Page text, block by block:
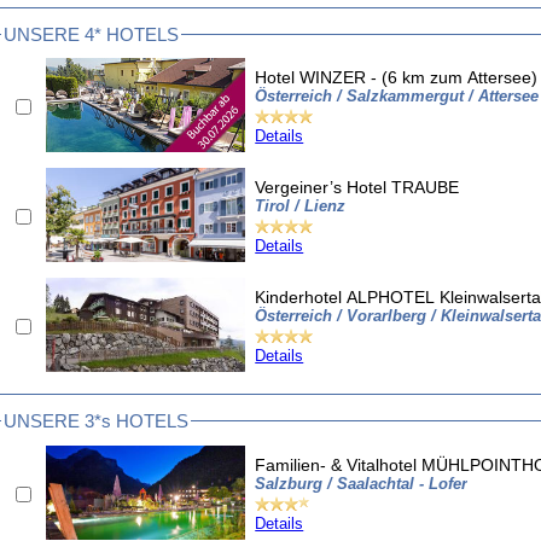
UNSERE 4* HOTELS
Hotel WINZER - (6 km zum Attersee)
Österreich / Salzkammergut / Attersee
Details
Vergeiner’s Hotel TRAUBE
Tirol / Lienz
Details
Kinderhotel ALPHOTEL
Österreich / Vorarlberg /
Details
UNSERE 3*s HOTELS
Familien- & Vitalhotel
Salzburg / Saalachtal - Lofer
Details